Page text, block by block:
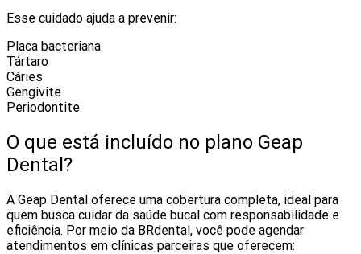
Esse cuidado ajuda a prevenir:
Placa bacteriana
Tártaro
Cáries
Gengivite
Periodontite
O que está incluído no plano Geap
Dental?
A Geap Dental oferece uma cobertura completa, ideal para
quem busca cuidar da saúde bucal com responsabilidade e
eficiência. Por meio da BRdental, você pode agendar
atendimentos em clínicas parceiras que oferecem: